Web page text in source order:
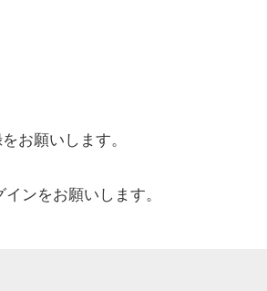
お願いします。
インをお願いします。